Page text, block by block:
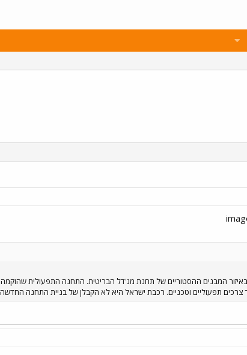
המבנים ההסטוריים של תחנת מג'דל הבריטית. התחנה התפעולית
צרכים תפעוליים וטכניים. רכבת ישראל היא לא הקבלן של בניית התחנה